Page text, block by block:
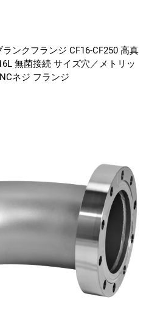
ンクフランジ CF16-CF250 高真
無菌接続 サイズ穴／メトリッ
ネジ フランジ